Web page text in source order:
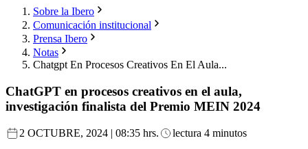
Sobre la Ibero
Comunicación institucional
Prensa Ibero
Notas
Chatgpt En Procesos Creativos En El Aula...
ChatGPT en procesos creativos en el aula,
investigación finalista del Premio MEIN 2024
2 OCTUBRE, 2024 | 08:35 hrs. lectura 4 minutos